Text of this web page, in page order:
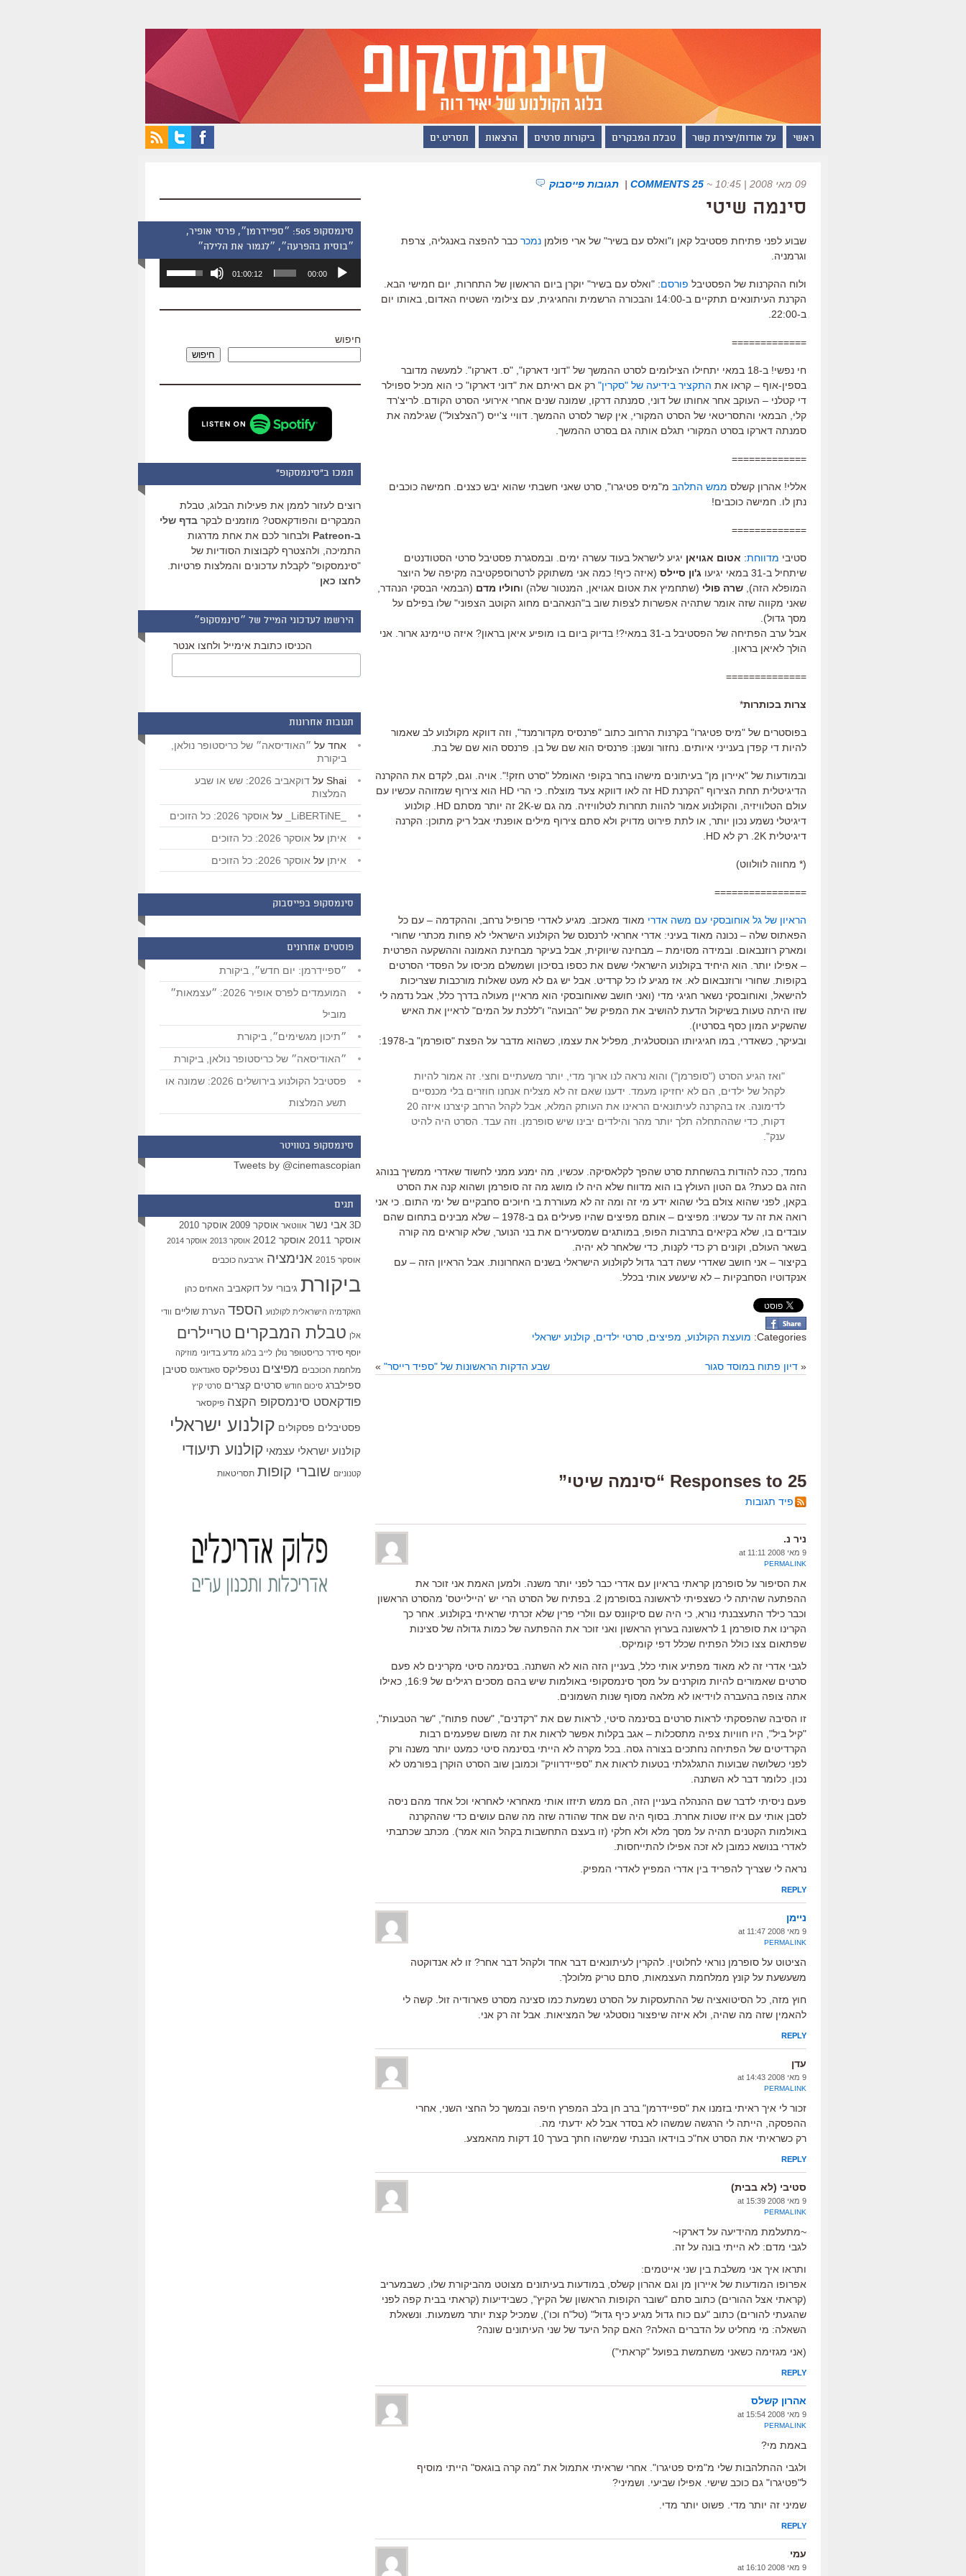
ראשי על אודות/יצירת קשר טבלת המבקרים ביקורות סרטים הרצאות תסריט.ים
09 מאי 2008 | 10:45 ~
25 COMMENTS
| תגובות פייסבוק
סינמה שיטי
שבוע לפני פתיחת פסטיבל קאן ו"ואלס עם בשיר" של ארי פולמן נמכר כבר להפצה באנגליה, צרפת
וגרמניה.
ולוח ההקרנות של הפסטיבל פורסם: "ואלס עם בשיר" יוקרן ביום הראשון של התחרות, יום חמישי הבא.
הקרנת העיתונאים תתקיים ב-14:00 והבכורה הרשמית והחגיגית, עם צילומי השטיח האדום, באותו יום
ב-22:00.
=============
חי נפשי! ב-18 במאי יתחילו הצילומים לסרט ההמשך של "דוני דארקו", "ס. דארקו". למעשה מדובר
בספין-אוף – קראו את התקציר בידיעה של "סקרין" רק אם ראיתם את "דוני דארקו" כי הוא מכיל ספוילר
די קטלני – העוקב אחר אחותו של דוני, סמנתה דרקו, שמונה שנים אחרי אירועי הסרט הקודם. לריצ'רד
קלי, הבמאי והתסריטאי של הסרט המקורי, אין קשר לסרט ההמשך. דוויי צ'ייס ("הצלצול") שגילמה את
סמנתה דארקו בסרט המקורי תגלם אותה גם בסרט ההמשך.
=============
אללי! אהרון קשלס ממש התלהב מ"מיס פטיגרו", סרט שאני חשבתי שהוא יבש כצנים. חמישה כוכבים
נתן לו. חמישה כוכבים!
=============
סטיבי מדווחת: אטום אגויאן יגיע לישראל בעוד עשרה ימים. ובמסגרת פסטיבל סרטי הסטודנטים
שיתחיל ב-31 במאי יגיעו
ג'ון סיילס (איזה כיף! כמה אני משתוקק לרטרוספקטיבה מקיפה של היוצר
המופלא הזה), שרה פולי (שתחמיץ את אטום אגויאן, המנטור שלה) וחוליו מדם (הבמאי הבסקי הנהדר,
שאני מקווה שזה אומר שתהיה אפשרות לצפות שוב ב"הנאהבים מחוג הקוטב הצפוני" שלו בפילם על
מסך גדול).
אבל ערב הפתיחה של הפסטיבל ב-31 במאי?! בדיוק ביום בו מופיע איאן בראון? איזה טיימינג ארור. אני
הולך לאיאן בראון.
==============
צרות בכותרות*
בפוסטרים של "מיס פטיגרו" בקרנות הרחוב כתוב "פרנסיס מקדורמנד", וזה דווקא מקולנוע לב שאמור
להיות די קפדן בענייני איותים. נחזור ונשנן: פרנסיס הוא שם של בן. פרנסס הוא שם של בת.
ובמודעות של "איירון מן" בעיתונים מישהו בחר בקופי האומלל "סרט חזק!". אויה. וגם, לקדם את ההקרנה
הדיגיטלית תחת הצירוף "הקרנת HD זה לאו דווקא צעד מוצלח. כי הרי HD הוא צירוף שמזוהה עכשיו עם
עולם הטלוויזיה, והקולנוע אמור להוות תחרות לטלוויזיה. מה גם ש-2K זה יותר מסתם HD. קולנוע
דיגיטלי נשמע נכון יותר, או לתת פירוט מדויק ולא סתם צירוף מילים אופנתי אבל ריק מתוכן: הקרנה
דיגיטלית 2K. רק לא HD.
(* מחווה לוולווט)
================
הראיון של גל אוחובסקי עם משה אדרי מאוד מאכזב. מגיע לאדרי פרופיל נרחב, וההקדמה – עם כל
הפאתוס שלה – נכונה מאוד בעיני: אדרי אחראי לרנסנס של הקולנוע הישראלי לא פחות מכתרי שחורי
ומארק רוזנבאום. ובמידה מסוימת – מבחינה שיווקית, אבל בעיקר מבחינת האמונה וההשקעה הפרטית
– אפילו יותר. הוא היחיד בקולנוע הישראלי ששם את כספו בסיכון ושמשלם מכיסו על הפסדי הסרטים
בקופות. שחורי ורוזנבאום לא. אז מגיע לו כל קרדיט. אבל יש גם לא מעט שאלות מורכבות שצריכות
להישאל, ואוחובסקי נשאר חגיגי מדי (ואני חושב שאוחובסקי הוא מראיין מעולה בדרך כלל, אבל נדמה לי
שזו היתה טעות בשיקול הדעת להושיב את המפיק של "הבועה" ו"ללכת על המים" לראיין את האיש
שהשקיע המון כסף בסרטיו).
ובעיקר, כשאדרי, במו חגיגיותו הנוסטלגית, מפליל את עצמו, כשהוא מדבר על הפצת "סופרמן" ב-1978:
"ואז הגיע הסרט ("סופרמן") והוא נראה לנו ארוך מדי, יותר משעתיים וחצי. זה אמור להיות
לקהל של ילדים, הם לא יחזיקו מעמד. ידענו שאם זה לא מצליח אנחנו חוזרים בלי מכנסיים
לדימונה. אז בהקרנה לעיתונאים הראינו את העותק המלא, אבל לקהל הרחב קיצרנו איזה 20
דקות, כדי שההתחלה תלך יותר מהר והילדים יבינו שיש סופרמן. וזה עבד. הסרט היה להיט
ענק".
נחמד, ככה להודות בהשחתת סרט שהפך לקלאסיקה. עכשיו, מה ימנע ממני לחשוד שאדרי ממשיך בנוהג
הזה גם כעת? גם הטון העולץ בו הוא מדווח שלא היה לו מושג מה זה סופרמן ושהוא קנה את הסרט
בקאן, לפני שהוא צולם בלי שהוא ידע מי זה ומה זה לא מעוררת בי חיוכים סחבקיים של ימי התום. כי אני
רואה את זה עד עכשיו: מפיצים – אותם מפיצים שהיו פעילים גם ב-1978 – שלא מבינים בתחום שהם
עובדים בו, שלא בקיאים בתרבות הפופ, במותגים שמסעירים את בני הנוער, שלא קוראים מה קורה
בשאר העולם, וקונים רק כדי לקנות, כדי שלאחר לא יהיה.
בקיצור – אני חושב שאדרי עשה דבר גדול לקולנוע הישראלי בשנים האחרונות. אבל הראיון הזה – עם
אנקדוטיו הסחבקיות – לא שיעשע אותי בכלל.
Categories: מועצת הקולנוע מפיצים סרטי ילדים קולנוע ישראלי
« דיון פתוח במוסד סגור שבע הדקות הראשונות של "ספיד רייסר" »
25 Responses to “סינמה שיטי”
פיד תגובות
ניר נ.
9 מאי 2008 at 11:11
PERMALINK
את הסיפור על סופרמן קראתי בראיון עם אדרי כבר לפני יותר משנה. ולמען האמת אני זוכר את
ההפתעה שהיתה לי כשצפיתי לראשונה בסופרמן 2. בפתיח של הסרט הרי יש 'היילייטס' מהסרט הראשון
וכבר כילד התעצבנתי נורא, כי היה שם סיקוונס עם וולרי פרין שלא זכרתי שראיתי בקולנוע. אחר כך
הקרינו את סופרמן 1 לראשונה בערוץ הראשון ואני זוכר את ההפתעה של כמות גדולה של סצינות
שפתאום צצו כולל הפתיח שכלל דפי קומיקס.
לגבי אדרי זה לא מאוד מפתיע אותי כלל, בעניין הזה הוא לא השתנה. בסינמה סיטי מקרינים לא פעם
סרטים שאמורים להיות מוקרנים על מסך סינמסקופי באולמות שיש בהם מסכים רגילים של 16:9, כאילו
אתה צופה בהעברה לוידיאו לא מלאה מסוף שנות השמונים.
זו הסיבה שהפסקתי לראות סרטים בסינמה סיטי, לראות שם את "רקדנים", "שטח פתוח", "שר הטבעות",
"קיל ביל", היו חוויות צפיה מתסכלות – אגב בקלות אפשר לראות את זה משום שפעמים רבות
הקרדיטים של הפתיחה נחתכים בצורה גסה. בכל מקרה לא הייתי בסינמה סיטי כמעט יותר משנה ורק
לפני כשלושה שבועות התגלגלתי בטעות לראות את "ספיידרוויק" וכמובן שוב הסרט הוקרן בפורמט לא
נכון. כלומר דבר לא השתנה.
פעם ניסיתי לדבר שם ההנהלה בעניין הזה, הם ממש תיזזו אותי מאחראי לאחראי וכל אחד מהם ניסה
לסבן אותי עם איזו שטות אחרת. בסוף היה שם אחד שהודה שזה מה שהם עושים כדי שההקרנה
באולמות הקטנים תהיה על מסך מלא ולא חלקי (זו בעצם התחשבות בקהל הוא אמר). מכתב שכתבתי
לאדרי בנושא כמובן לא זכה אפילו להתייחסות.
נראה לי שצריך להפריד בין אדרי המפיץ לאדרי המפיק.
REPLY
ניימן
9 מאי 2008 at 11:47
PERMALINK
הציטוט על סופרמן נוראי לחלוטין. להקרין לעיתונאים דבר אחד ולקהל דבר אחר? זו לא אנדוקטה
משעשעת על קונץ ממלחמת העצמאות, סתם טריק מלוכלך.
חוץ מזה, כל הסיטואציה של ההתעסקות על הסרט נשמעת כמו סצינה מסרט פארודיה זול. קשה לי
להאמין שזה מה שהיה, ולא איזה שיפצור נוסטלגי של המציאות. אבל זה רק אני.
REPLY
עדן
9 מאי 2008 at 14:43
PERMALINK
זכור לי איך ראיתי בזמנו את "ספיידרמן" ברב חן בלב המפרץ חיפה ובמשך כל החצי השני, אחרי
ההפסקה, הייתה לי הרגשה שמשהו לא בסדר אבל לא ידעתי מה.
רק כשראיתי את הסרט אח"כ בוידאו הבנתי שמישהו חתך בערך 10 דקות מהאמצע.
REPLY
סטיבי (לא בבית)
9 מאי 2008 at 15:39
PERMALINK
~מתעלמת מהידיעה על דארקו~
לגבי מדם: לא הייתי בונה על זה.
ותראו איך אני משלבת בין שני אייטמים:
אפרופו המודעות של איירון מן וגם אהרון קשלס, במודעות בעיתונים מצוטט מהביקורת שלו, כשבמעריב
(קראתי אצל ההורים) כתוב סתם "שובר הקופות הראשון של הקיץ", כשבידיעות (קראתי בבית קפה לפני
שהגעתי להורים) כתוב "עם כוח גדול מגיע כיף גדול" (טל"ח וכו'), שמכיל קצת יותר משמעות. ונשאלת
השאלה: מי מחליט על הדברים האלה? האם קהל היעד של שני העיתונים שונה?
(אני מגזימה כשאני משתמשת בפועל "קראתי")
REPLY
אהרון קשלס
9 מאי 2008 at 15:54
PERMALINK
באמת מי?
ולגבי ההתלהבות שלי מ"מיס פטיגרו". אחרי שראיתי אתמול את "מה קרה בוגאס" הייתי מוסיף
ל"פטיגרו" גם כוכב שישי. אפילו שביעי. ושמיני?
שמיני זה יותר מדי. פשוט יותר מדי.
REPLY
עמי
9 מאי 2008 at 16:10
סינמסקופ 505: ״ספיידרמן״, פרסי אופיר,
״בוסית בהפרעה״, ״לגמור את הלילה״
אודיו
00:00
01:00:12
השתמש
כדי
שמע.
חיפוש
חיפוש
תמכו ב"סינמסקופ"
רוצים לעזור לממן את פעילות הבלוג, טבלת
המבקרים והפודקאסט? מוזמנים לבקר בדף שלי
ב-Patreon
ולבחור לכם את אחת מדרגות
התמיכה, ולהצטרף לקבוצות הסודיות של
"סינמסקופ" לקבלת עדכונים והמלצות פרטיות.
לחצו כאן
הירשמו לעדכוני המייל של ״סינמסקופ״
הכניסו כתובת אימייל ולחצו אנטר
תגובות אחרונות
אחד על ״האודיסאה״ של כריסטופר נולאן,
ביקורת
Shai על
דוקאביב 2026: שש או שבע
המלצות
על אוסקר 2026: כל הזוכים
איתן על אוסקר 2026: כל הזוכים
איתן על אוסקר 2026: כל הזוכים
סינמסקופ בפייסבוק
פוסטים אחרונים
״ספיידרמן: יום חדש״, ביקורת
המועמדים לפרס אופיר 2026: ״עצמאות״
מוביל
״תיכון מגשימים״, ביקורת
״האודיסאה״ של כריסטופר נולאן, ביקורת
פסטיבל הקולנוע בירושלים 2026: שמונה או
תשע המלצות
סינמסקופ בטוויטר
Tweets by @cinemascopian
תגים
3D אבי נשר אווטאר אוסקר 2009 אוסקר 2010
אוסקר 2011 אוסקר 2012 אוסקר 2013 אוסקר 2014
אוסקר 2015 אנימציה ארבעה כוכבים
ביקורת גיבורי על דוקאביב האחים כהן
האקדמיה הישראלית לקולנוע הספד הערת שוליים וודי
אלן טבלת המבקרים טריילרים
יוסף סידר כריסטופר נולן לייב בלוג מדע בדיוני מוזיקה
מלחמת הכוכבים מפיצים נטפליקס סאנדאנס סטיבן
ספילברג סיכום חודש סרטים קצרים סרטי קיץ
פודקאסט סינמסקופ הקצה פיקסאר
פסטיבלים פסקולים קולנוע ישראלי
קולנוע ישראלי עצמאי קולנוע תיעודי
קטנוניזם שוברי קופות תסריטאות